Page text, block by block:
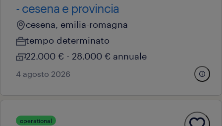
- cesena e provincia
cesena, emilia-romagna
tempo determinato
22.000 € - 28.000 € annuale
4 agosto 2026
operational